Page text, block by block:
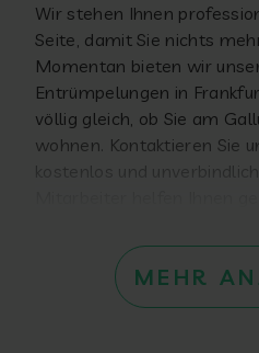
Wir stehen Ihnen
Seite, damit Sie nichts
Momentan bieten wir
Entrümpelungen in
völlig gleich, ob Sie am
wohnen. Kontaktieren Sie
kostenlos und
MEHR